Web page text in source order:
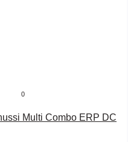
0
Multi Combo ERP DC